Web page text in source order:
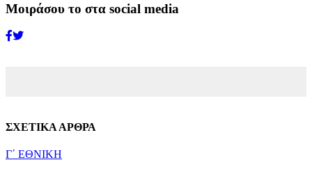
Μοιράσου το στα social media
ΣΧΕΤΙΚΑ ΑΡΘΡΑ
Γ΄ ΕΘΝΙΚΗ